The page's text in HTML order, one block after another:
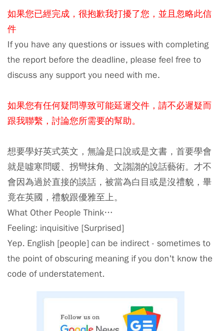
如果您已經完成，很抱歉我打擾了您，並且忽略此信
件
If you have any questions or issues with completing
the report before the deadline, please feel free to
discuss any support you need with me.
如果您有任何疑問導致可能延遲交件，請不必遲疑而
跟我聯繫，討論您所需要的幫助。
想要學好英式英文，無論是口說或是文書，首要學會
就是噓寒問暖、拐彎抹角、文謅謅的說話藝術。才不
會因為過於直接的談話，被當為白目或是沒禮貌，畢
竟在英國，禮貌跟優雅至上。
What Other People Think…
Feeling: inquisitive [Surprised]
Yep. English [people] can be indirect - sometimes to
the point of obscuring meaning if you don't know the
code of understatement.